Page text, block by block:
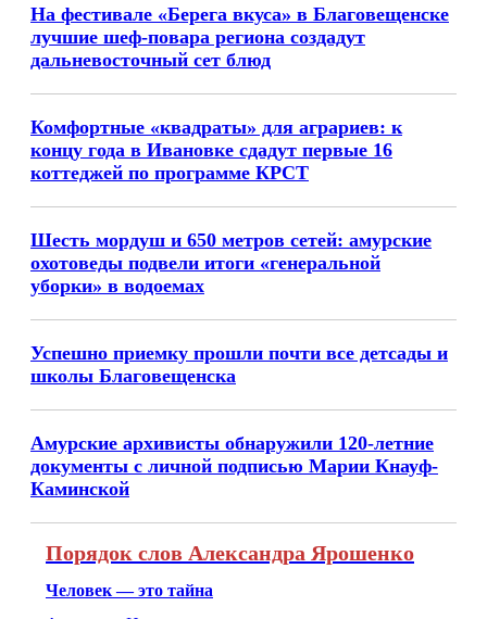
На фестивале «Берега вкуса» в Благовещенске
лучшие шеф-повара региона создадут
дальневосточный сет блюд
Комфортные «квадраты» для аграриев: к
концу года в Ивановке сдадут первые 16
коттеджей по программе КРСТ
Шесть мордуш и 650 метров сетей: амурские
охотоведы подвели итоги «генеральной
уборки» в водоемах
Успешно приемку прошли почти все детсады и
школы Благовещенска
Амурские архивисты обнаружили 120-летние
документы с личной подписью Марии Кнауф-
Каминской
Порядок слов Александра Ярошенко
Человек — это тайна